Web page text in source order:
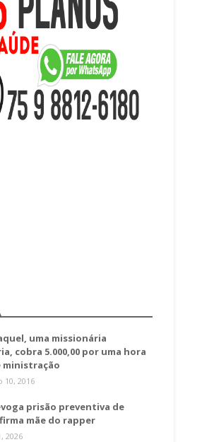
uma missionária
cobra 5.000,00 por uma hora
ministração
10, 2016
prisão preventiva de
mãe do rapper
2026